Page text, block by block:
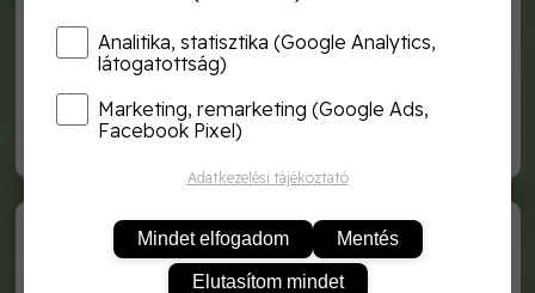
os
Analitika, statisztika (Google Analytics,
látogatottság)
Marketing, remarketing (Google Ads,
Facebook Pixel)
Adatkezelési tájékoztató
Mindet elfogadom Mentés
Elutasítom mindet